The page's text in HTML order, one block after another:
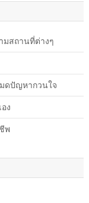
มสถานที่ต่างๆ
ดปัญหากวนใจ
ง
พ